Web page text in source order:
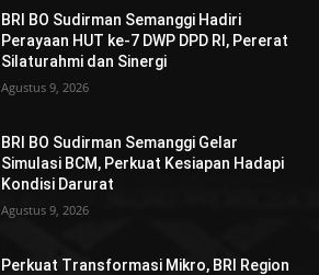
BRI BO Sudirman Semanggi Hadiri
Perayaan HUT ke-7 DWP DPD RI, Pererat
Silaturahmi dan Sinergi
Agustus 9, 2026
BRI BO Sudirman Semanggi Gelar
Simulasi BCM, Perkuat Kesiapan Hadapi
Kondisi Darurat
Agustus 9, 2026
Perkuat Transformasi Mikro, BRI Region